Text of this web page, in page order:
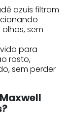
azuis filtram
sem
para
rosto,
sem perder